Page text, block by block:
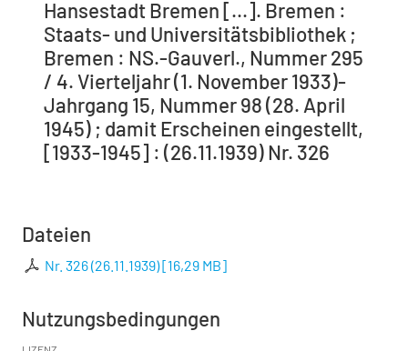
Hansestadt Bremen [...]. Bremen :
Staats- und Universitätsbibliothek ;
Bremen : NS.-Gauverl., Nummer 295
/ 4. Vierteljahr (1. November 1933)-
Jahrgang 15, Nummer 98 (28. April
1945) ; damit Erscheinen eingestellt,
[1933-1945] : (26.11.1939) Nr. 326
Dateien
Nr. 326 (26.11.1939)[16,29 MB]
Nutzungsbedingungen